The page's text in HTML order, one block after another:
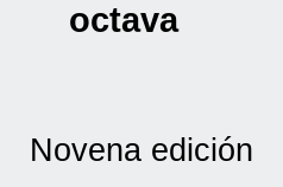
octava
Novena edición
Novena